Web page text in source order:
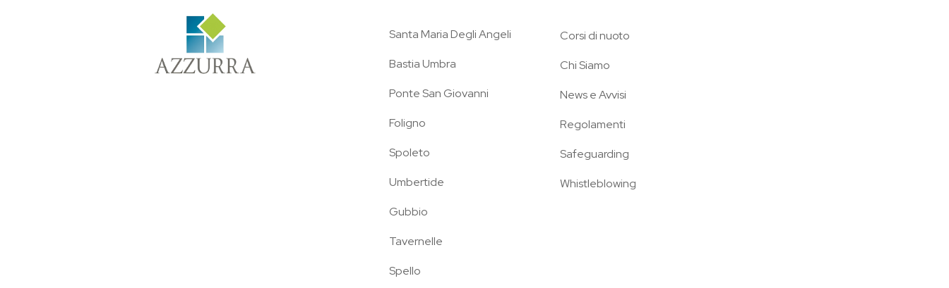
Santa Maria Degli Angeli
Bastia Umbra
Ponte San Giovanni
Foligno
Spoleto
Umbertide
Gubbio
Tavernelle
Spello
Corsi di nuoto
Chi Siamo
News e Avvisi
Regolamenti
Safeguarding
Whistleblowing